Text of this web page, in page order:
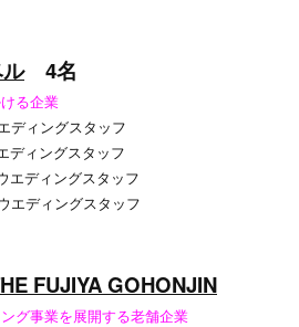
4名
る企業
ディングスタッフ
ディングスタッフ
エディングスタッフ
エディングスタッフ
FUJIYA GOHONJIN
グ事業を展開する老舗企業